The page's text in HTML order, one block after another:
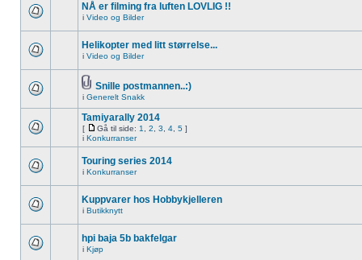
NÅ er filming fra luften LOVLIG !!
i Video og Bilder
Helikopter med litt størrelse...
i Video og Bilder
Snille postmannen..:)
i Generelt Snakk
Tamiyarally 2014
[ Gå til side: 1 2 3 4 5 ]
i Konkurranser
Touring series 2014
i Konkurranser
Kuppvarer hos Hobbykjelleren
i Butikknytt
hpi baja 5b bakfelgar
i Kjøp